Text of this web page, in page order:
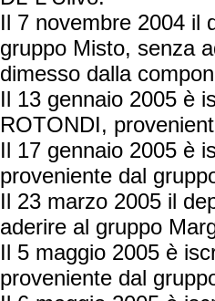
Il 7 novembre 2004 il
gruppo Misto, senza
dimesso dalla
Il 13 gennaio 2005 è
ROTONDI,
Il 17 gennaio 2005 è
proveniente dal
Il 23 marzo 2005 il
aderire al gruppo
Il 5 maggio 2005 è
proveniente dal